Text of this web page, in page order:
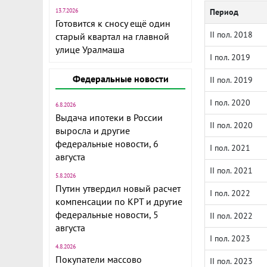
13.7.2026
Готовится к сносу ещё один
старый квартал на главной
улице Уралмаша
Федеральные новости
6.8.2026
Выдача ипотеки в России
выросла и другие
федеральные новости, 6
августа
5.8.2026
Путин утвердил новый расчет
компенсации по КРТ и другие
федеральные новости, 5
августа
4.8.2026
Покупатели массово
Период
II пол. 2018
I пол. 2019
II пол. 2019
I пол. 2020
II пол. 2020
I пол. 2021
II пол. 2021
I пол. 2022
II пол. 2022
I пол. 2023
II пол. 2023